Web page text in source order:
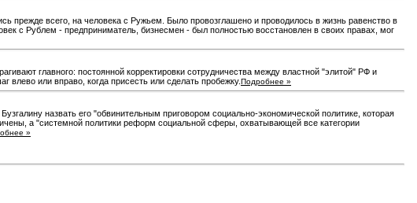
прежде всего, на человека с Ружьем. Было провозглашено и проводилось в жизнь равенство в
с Рублем - предприниматель, бизнесмен - был полностью восстановлен в своих правах, мог
главного: постоянной корректировки сотрудничества между властной "элитой" РФ и
влево или вправо, когда присесть или сделать пробежку.Подробнее »
назвать его "обвинительным приговором социально-экономической политике, которая
а "системной политики реформ социальной сферы, охватывающей все категории
»